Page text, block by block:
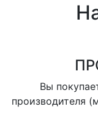
Вы
производителя